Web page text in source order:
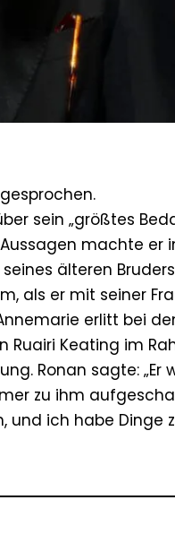
sein „größtes
machte er
seines älteren
als er mit seiner
erlitt bei
Keating im
Ronan sagte: „Er
zu ihm
ich habe Dinge